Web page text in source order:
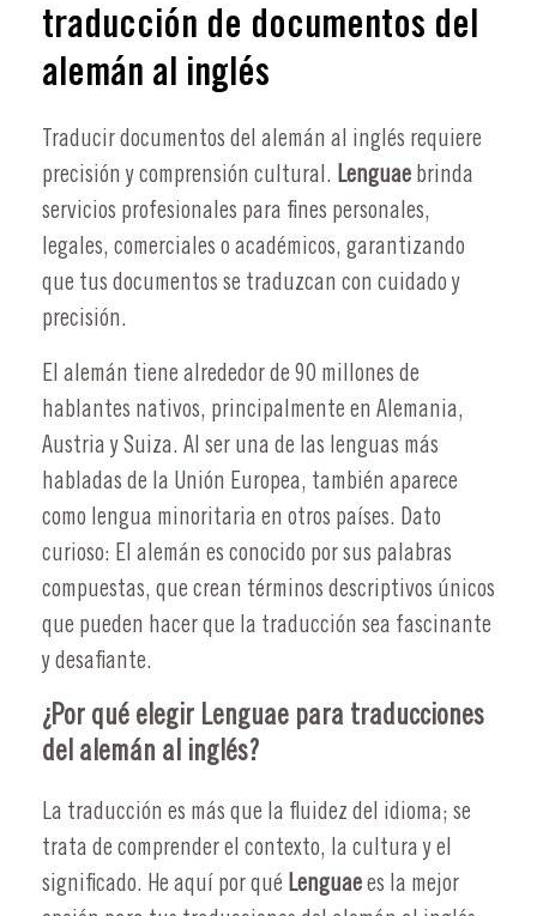
traducción de documentos del
alemán al inglés
Traducir documentos del alemán al inglés requiere
precisión y comprensión cultural. Lenguae brinda
servicios profesionales para fines personales,
legales, comerciales o académicos, garantizando
que tus documentos se traduzcan con cuidado y
precisión.
El alemán tiene alrededor de 90 millones de
hablantes nativos, principalmente en Alemania,
Austria y Suiza. Al ser una de las lenguas más
habladas de la Unión Europea, también aparece
como lengua minoritaria en otros países. Dato
curioso: El alemán es conocido por sus palabras
compuestas, que crean términos descriptivos únicos
que pueden hacer que la traducción sea fascinante
y desafiante.
¿Por qué elegir Lenguae para traducciones
del alemán al inglés?
La traducción es más que la fluidez del idioma; se
trata de comprender el contexto, la cultura y el
significado. He aquí por qué Lenguae es la mejor